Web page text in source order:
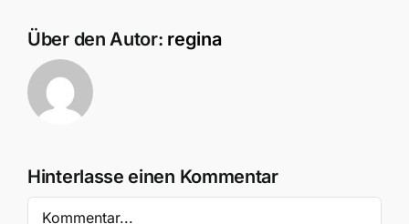
Über den Autor: regina
Hinterlasse einen Kommentar